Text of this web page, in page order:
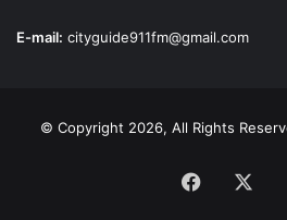
E-mail: cityguide911fm@gmail.com
© Copyright 2026, All Rights